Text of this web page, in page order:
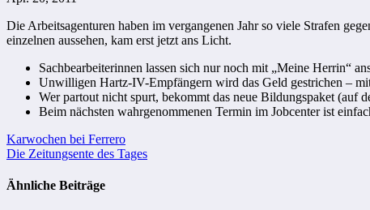
Die Arbeitsagenturen haben im vergangenen Jahr so viele Strafen
einzelnen aussehen, kam erst jetzt ans Licht.
Sachbearbeiterinnen lassen sich nur noch mit „Meine Herrin“
Unwilligen Hartz-IV-Empfängern wird das Geld gestrichen –
Wer partout nicht spurt, bekommt das neue Bildungspaket (auf
Beim nächsten wahrgenommenen Termin im Jobcenter ist
Beitragsnavigation
Karwochen bei Ferrero
Die Zeitungsente des Tages
Ähnliche Beiträge